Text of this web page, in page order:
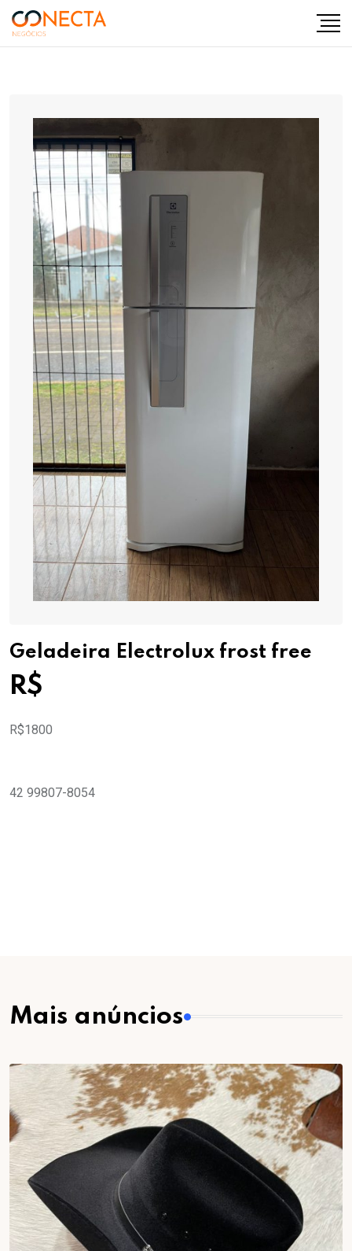
Geladeira Electrolux frost free
R$
R$1800
42 99807-8054
Mais anúncios